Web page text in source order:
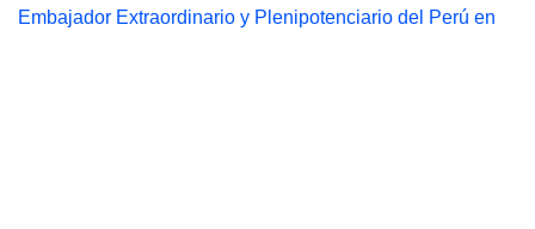
Embajador Extraordinario y Plenipotenciario del Perú en